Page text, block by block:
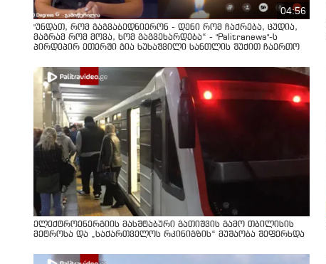
04:56
"უნდათ, რომ გაგვაბედნიერონ - დენი რომ ჩაქრება, ცუდია,
მაგრამ რომ მოვა, ხომ გაგვეხარდება“ - "Palitranews"-ს
პირდეპირ ეთერში გია ხუხაშვილი სანთლის შუქით ჩაერთო
ელექტროენერგიის მასშტაბური გათიშვის გამო თბილისის
მეტროსა და „საქართველოს რკინიგზის“ მუშაობა შეფერხდა